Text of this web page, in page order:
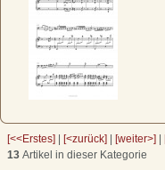
[<<Erstes] | [<zurück] | [weiter>] |
13 Artikel in dieser Kategorie